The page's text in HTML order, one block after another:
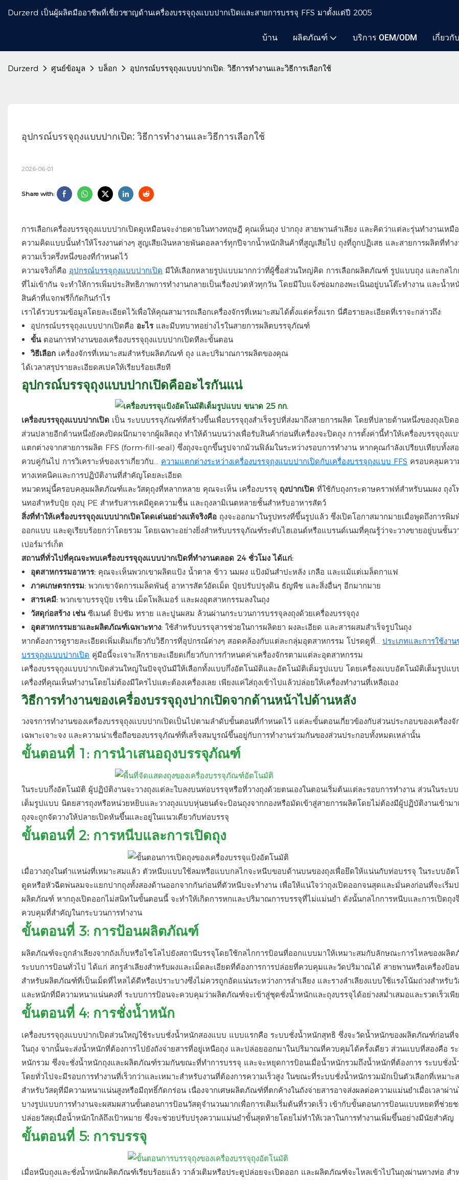
Durzerd เป็นผู้ผลิตมืออาชีพที่เชี่ยวชาญด้านเครื่องบรรจุถุงแบบปากเปิดและสายการบรรจุ FFS มาตั้งแต่ปี 2005
บ้าน ผลิตภัณฑ์ บริการ OEM/ODM เกี่ยวกั
Durzerd ศูนย์ข้อมูล บล็อก อุปกรณ์บรรจุถุงแบบปากเปิด: วิธีการทำงานและวิธีการเลือกใช้
อุปกรณ์บรรจุถุงแบบปากเปิด: วิธีการทำงานและวิธีการเลือกใช้
2026-06-01
Share with:
การเลือกเครื่องบรรจุถุงแบบปากเปิดดูเหมือนจะง่ายดายในทางทฤษฎี คุณเห็นถุง ปากถุง สายพานลำเลียง และคิดว่าแต่ละรุ่นทำงานเห
ความคิดแบบนั้นทำให้โรงงานต่างๆ สูญเสียเงินหลายพันดอลลาร์ทุกปีจากน้ำหนักสินค้าที่สูญเสียไป ถุงที่ถูกปฏิเสธ และสายการผลิตที่ทำ
ความเร็วครึ่งหนึ่งของที่กำหนดไว้
ความจริงก็คือ อุปกรณ์บรรจุถุงแบบปากเปิด มีให้เลือกหลายรูปแบบมากกว่าที่ผู้ซื้อส่วนใหญ่คิด การเลือกผลิตภัณฑ์ รูปแบบถุง และกลไก
ที่ไม่เข้ากัน จะทำให้การเพิ่มประสิทธิภาพการทำงานกลายเป็นเรื่องปวดหัวทุกวัน โดยมีใบแจ้งซ่อมกองพะเนินอยู่บนโต๊ะทำงาน และน้ำห
สินค้าที่แจกฟรีก็กัดกินกำไร
เราได้รวบรวมข้อมูลโดยละเอียดไว้เพื่อให้คุณสามารถเลือกเครื่องจักรที่เหมาะสมได้ตั้งแต่ครั้งแรก นี่คือรายละเอียดที่เราจะกล่าวถึง:
อุปกรณ์บรรจุถุงแบบปากเปิดคือ อะไร และมีบทบาทอย่างไรในสายการผลิตบรรจุภัณฑ์
ขั้น ตอนการทำงานของเครื่องบรรจุถุงแบบปากเปิดทีละขั้นตอน
วิธีเลือก เครื่องจักรที่เหมาะสมสำหรับผลิตภัณฑ์ ถุง และปริมาณการผลิตของคุณ
ได้เวลาสรุปรายละเอียดสเปคให้เรียบร้อยเสียที
อุปกรณ์บรรจุถุงแบบปากเปิดคืออะไรกันแน่
เครื่องบรรจุถุงแบบปากเปิด เป็น ระบบบรรจุภัณฑ์ที่สร้างขึ้นเพื่อบรรจุถุงสำเร็จรูปที่ส่งมาถึงสายการผลิต โดยที่ปลายด้านหนึ่งของถุงเปิด
ส่วนปลายอีกด้านหนึ่งยังคงปิดผนึกมาจากผู้ผลิตถุง ทำให้ด้านบนว่างเพื่อรับสินค้าก่อนที่เครื่องจะปิดถุง การตั้งค่านี้ทำให้เครื่องบรรจุถุงแ
แตกต่างจากสายการผลิต FFS (form-fill-seal) ซึ่งถุงจะถูกขึ้นรูปจากม้วนฟิล์มในระหว่างรอบการทำงาน หากคุณกำลังเปรียบเทียบทั้งสอ
ควบคู่กันไป การวิเคราะห์ของเราเกี่ยวกับ... ความแตกต่างระหว่างเครื่องบรรจุถุงแบบปากเปิดกับเครื่องบรรจุถุงแบบ FFS ครอบคลุมคว
ทางเทคนิคและการปฏิบัติงานที่สำคัญโดยละเอียด
หมวดหมู่นี้ครอบคลุมผลิตภัณฑ์และวัสดุถุงที่หลากหลาย คุณจะเห็นเครื่องบรรจุ ถุงปากเปิด ที่ใช้กับถุงกระดาษคราฟท์สำหรับนมผง ถุงโ
นทอสำหรับปุ๋ย ถุงบุ PE สำหรับสารเคมีดูดความชื้น และถุงลามิเนตหลายชั้นสำหรับอาหารสัตว์
สิ่งที่ทำให้เครื่องบรรจุถุงแบบปากเปิดโดดเด่นอย่างแท้จริงคือ ถุงจะออกมาในรูปทรงที่ขึ้นรูปแล้ว ซึ่งเปิดโอกาสมากมายเมื่อพูดถึงการพิม
ออกแบบ และดูเรียบร้อยกว่าโดยรวม โดยเฉพาะอย่างยิ่งสำหรับบรรจุภัณฑ์ระดับไฮเอนด์หรือแบรนด์เนมที่คุณรู้ว่าจะวางขายอยู่บนชั้นว
เปอร์มาร์เก็ต
สถานที่ทั่วไปที่คุณจะพบเครื่องบรรจุถุงแบบปากเปิดที่ทำงานตลอด 24 ชั่วโมง ได้แก่:
อุตสาหกรรมอาหาร: คุณจะเห็นพวกเขาผลิตแป้ง ​​น้ำตาล ข้าว นมผง แป้งมันสำปะหลัง เกลือ และแม้แต่เมล็ดกาแฟ
ภาคเกษตรกรรม: พวกเขาจัดการเมล็ดพันธุ์ อาหารสัตว์อัดเม็ด ปุ๋ยปรับปรุงดิน ธัญพืช และสิ่งอื่นๆ อีกมากมาย
สารเคมี: พวกเขาบรรจุปุ๋ย เรซิน เม็ดโพลิเมอร์ และผงอุตสาหกรรมลงในถุง
วัสดุก่อสร้าง เช่น ซีเมนต์ ยิปซัม ทราย และปูนผสม ล้วนผ่านกระบวนการบรรจุลงถุงด้วยเครื่องบรรจุถุง
อุตสาหกรรมยาและผลิตภัณฑ์เฉพาะทาง: ใช้สำหรับบรรจุสารช่วยในการผลิตยา ผงละเอียด และสารผสมสำเร็จรูปในถุง
หากต้องการดูรายละเอียดเพิ่มเติมเกี่ยวกับวิธีการที่อุปกรณ์ต่างๆ สอดคล้องกับแต่ละกลุ่มอุตสาหกรรม โปรดดูที่... ประเภทและการใช้งาน
บรรจุถุงแบบปากเปิด คู่มือนี้จะเจาะลึกรายละเอียดเกี่ยวกับการกำหนดค่าเครื่องจักรตามแต่ละอุตสาหกรรม
เครื่องบรรจุถุงแบบปากเปิดส่วนใหญ่ในปัจจุบันมีให้เลือกทั้งแบบกึ่งอัตโนมัติและอัตโนมัติเต็มรูปแบบ โดยเครื่องแบบอัตโนมัติเต็มรูปแบ
เครื่องที่คุณเห็นทำงานโดยไม่ต้องมีใครไปแตะต้องเครื่องเลย เพียงแค่ใส่ถุงเข้าไปแล้วปล่อยให้เครื่องทำงานที่เหลือเอง
วิธีการทำงานของเครื่องบรรจุถุงปากเปิดจากด้านหน้าไปด้านหลัง
วงจรการทำงานของเครื่องบรรจุถุงแบบปากเปิดเป็นไปตามลำดับขั้นตอนที่กำหนดไว้ แต่ละขั้นตอนเกี่ยวข้องกับส่วนประกอบของเครื่องจั
เฉพาะเจาะจง และความน่าเชื่อถือของบรรจุภัณฑ์ที่เสร็จสมบูรณ์ขึ้นอยู่กับการทำงานร่วมกันของส่วนประกอบทั้งหมดเหล่านั้น
ขั้นตอนที่ 1: การนำเสนอถุงบรรจุภัณฑ์
ในระบบกึ่งอัตโนมัติ ผู้ปฏิบัติงานจะวางถุงแต่ละใบลงบนท่อบรรจุหรือที่วางถุงด้วยตนเองในตอนเริ่มต้นแต่ละรอบการทำงาน ส่วนในระบ
เต็มรูปแบบ นิตยสารถุงหรือหน่วยหยิบและวางถุงแบบหุ่นยนต์จะป้อนถุงจากกองหรือมัดเข้าสู่สายการผลิตโดยไม่ต้องมีผู้ปฏิบัติงานเข้ามา
ถุงจะถูกจัดวางให้ปลายเปิดหันขึ้นและอยู่ในแนวเดียวกับท่อบรรจุ
ขั้นตอนที่ 2: การหนีบและการเปิดถุง
เมื่อวางถุงในตำแหน่งที่เหมาะสมแล้ว ตัวหนีบแบบใช้ลมหรือแบบกลไกจะหนีบขอบด้านบนของถุงเพื่อยึดให้แน่นกับท่อบรรจุ ในระบบอัต
ดูดหรือหัวฉีดพ่นลมจะแยกปากถุงทั้งสองด้านออกจากกันก่อนที่ตัวหนีบจะทำงาน เพื่อให้แน่ใจว่าถุงเปิดออกจนสุดและมั่นคงก่อนที่จะเริ่ม
ผลิตภัณฑ์ หากถุงเปิดออกไม่สนิทในขั้นตอนนี้ จะทำให้เกิดการหกและปริมาณการบรรจุที่ไม่แม่นยำ ดังนั้นกลไกการหนีบและการเปิดถุง
ควบคุมที่สำคัญในกระบวนการทำงาน
ขั้นตอนที่ 3: การป้อนผลิตภัณฑ์
ผลิตภัณฑ์จะถูกลำเลียงจากถังเก็บหรือไซโลไปยังสถานีบรรจุโดยใช้กลไกการป้อนที่ออกแบบมาให้เหมาะสมกับลักษณะการไหลของผลิ
ระบบการป้อนทั่วไป ได้แก่ สกรูลำเลียงสำหรับผงและเม็ดละเอียดที่ต้องการการปล่อยที่ควบคุมและวัดปริมาณได้ สายพานหรือเครื่องป้
สำหรับผลิตภัณฑ์ที่เป็นเม็ดที่ไหลได้ดีหรือเปราะบางซึ่งไม่ควรถูกอัดแน่นระหว่างการลำเลียง และรางลำเลียงแบบใช้แรงโน้มถ่วงสำหรับ
และหนักที่มีความหนาแน่นคงที่ ระบบการป้อนจะควบคุมว่าผลิตภัณฑ์จะเข้าสู่ชุดชั่งน้ำหนักและถุงบรรจุได้อย่างสม่ำเสมอและรวดเร็วเพี
ขั้นตอนที่ 4: การชั่งน้ำหนัก
เครื่องบรรจุถุงแบบปากเปิดส่วนใหญ่ใช้ระบบชั่งน้ำหนักสองแบบ แบบแรกคือ ระบบชั่งน้ำหนักสุทธิ ซึ่งจะวัดน้ำหนักของผลิตภัณฑ์ก่อนที่จ
ในถุง จากนั้นจะส่งน้ำหนักที่ต้องการไปยังถังจ่ายสารที่อยู่เหนือถุง และปล่อยออกมาในปริมาณที่ควบคุมได้ครั้งเดียว ส่วนแบบที่สองคือ ร
หนักรวม ซึ่งจะชั่งน้ำหนักถุงและผลิตภัณฑ์รวมกันขณะที่ทำการบรรจุ และจะหยุดการป้อนเมื่อน้ำหนักรวมถึงน้ำหนักที่ต้องการ ระบบชั่งน้
โดยทั่วไปจะมีรอบการทำงานที่เร็วกว่าและเหมาะสำหรับงานที่ต้องการความเร็วสูง ในขณะที่ระบบชั่งน้ำหนักรวมมักเป็นตัวเลือกที่เหมาะ
สำหรับวัสดุที่มีความหนาแน่นสูงหรือมีฤทธิ์กัดกร่อน เนื่องจากเศษผลิตภัณฑ์ที่ตกค้างในถังจ่ายสารอาจส่งผลต่อความแม่นยำเมื่อเวลาผ่า
บางรูปแบบการทำงานจะผสมผสานขั้นตอนการป้อนวัสดุจำนวนมากเพื่อการเติมเริ่มต้นที่รวดเร็ว เข้ากับขั้นตอนการป้อนแบบหยดที่ช่วยช
ปล่อยวัสดุเมื่อน้ำหนักใกล้ถึงเป้าหมาย ซึ่งจะช่วยปรับปรุงความแม่นยำขั้นสุดท้ายโดยไม่ทำให้เวลาในการทำงานเพิ่มขึ้นอย่างมีนัยสำคัญ
ขั้นตอนที่ 5: การบรรจุ
เมื่อหนีบถุงและชั่งน้ำหนักผลิตภัณฑ์เรียบร้อยแล้ว วาล์วเติมหรือประตูปล่อยจะเปิดออก และผลิตภัณฑ์จะไหลเข้าไปในถุงผ่านทางท่อ สำ